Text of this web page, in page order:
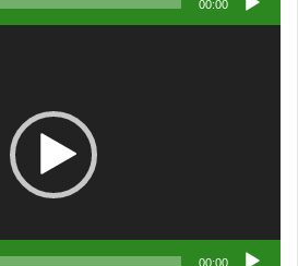
00:00
00:00